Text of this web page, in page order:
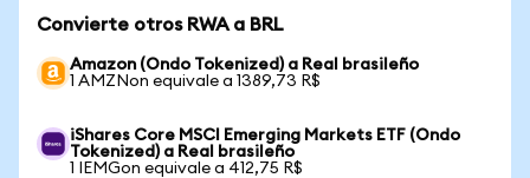
Convierte otros RWA a BRL
Amazon (Ondo Tokenized) a Real brasileño
1 AMZNon equivale a 1389,73 R$
iShares Core MSCI Emerging Markets ETF (Ondo
Tokenized) a Real brasileño
1 IEMGon equivale a 412,75 R$